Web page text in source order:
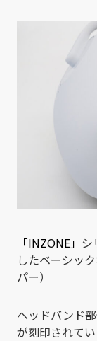
「INZONE」 シ
したベーシッ
パー）
ヘッドバンド
が刻印されてい